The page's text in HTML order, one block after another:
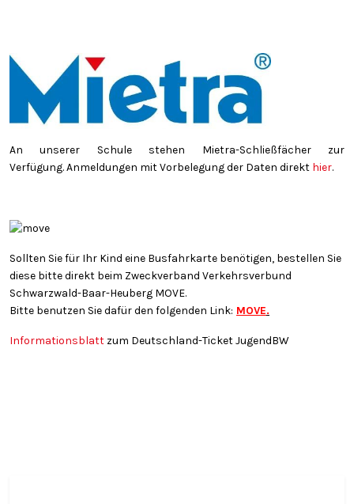
An unserer Schule stehen Mietra-Schließfächer zur
Verfügung. Anmeldungen mit Vorbelegung der Daten direkt hier.
Sollten Sie für Ihr Kind eine Busfahrkarte benötigen, bestellen Sie
diese bitte direkt beim Zweckverband Verkehrsverbund
Schwarzwald-Baar-Heuberg MOVE.
Bitte benutzen Sie dafür den folgenden Link: MOVE.
Informationsblatt zum Deutschland-Ticket JugendBW